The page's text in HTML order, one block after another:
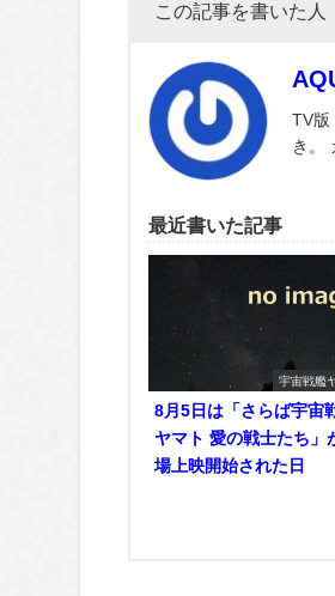
この記事を書いた人
TV版
き。
最近書いた記事
宇宙戦艦
8月5日は「さらば宇宙
ヤマト 愛の戦士たち」
場上映開始された日